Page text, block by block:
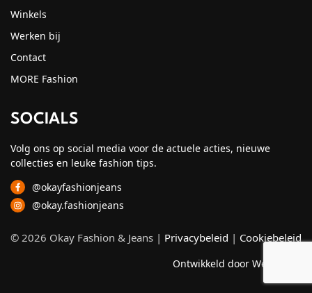
Winkels
Werken bij
Contact
MORE Fashion
SOCIALS
Volg ons op social media voor de actuele acties, nieuwe
collecties en leuke fashion tips.
@okayfashionjeans
@okay.fashionjeans
© 2026 Okay Fashion & Jeans | Privacybeleid | Cookiebeleid
Ontwikkeld door Webzuiver